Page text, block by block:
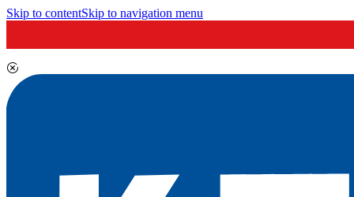
Skip to contentSkip to navigation menu